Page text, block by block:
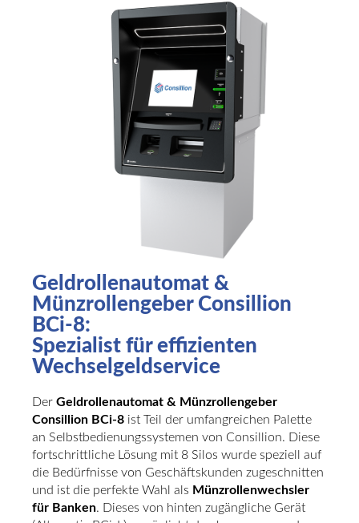
Geldrollenautomat &
Münzrollengeber Consillion
BCi-8:
Spezialist für effizienten
Wechselgeldservice
Der Geldrollenautomat & Münzrollengeber
Consillion BCi-8 ist Teil der umfangreichen Palette
an Selbstbedienungssystemen von Consillion. Diese
fortschrittliche Lösung mit 8 Silos wurde speziell auf
die Bedürfnisse von Geschäftskunden zugeschnitten
und ist die perfekte Wahl als Münzrollenwechsler
für Banken. Dieses von hinten zugängliche Gerät